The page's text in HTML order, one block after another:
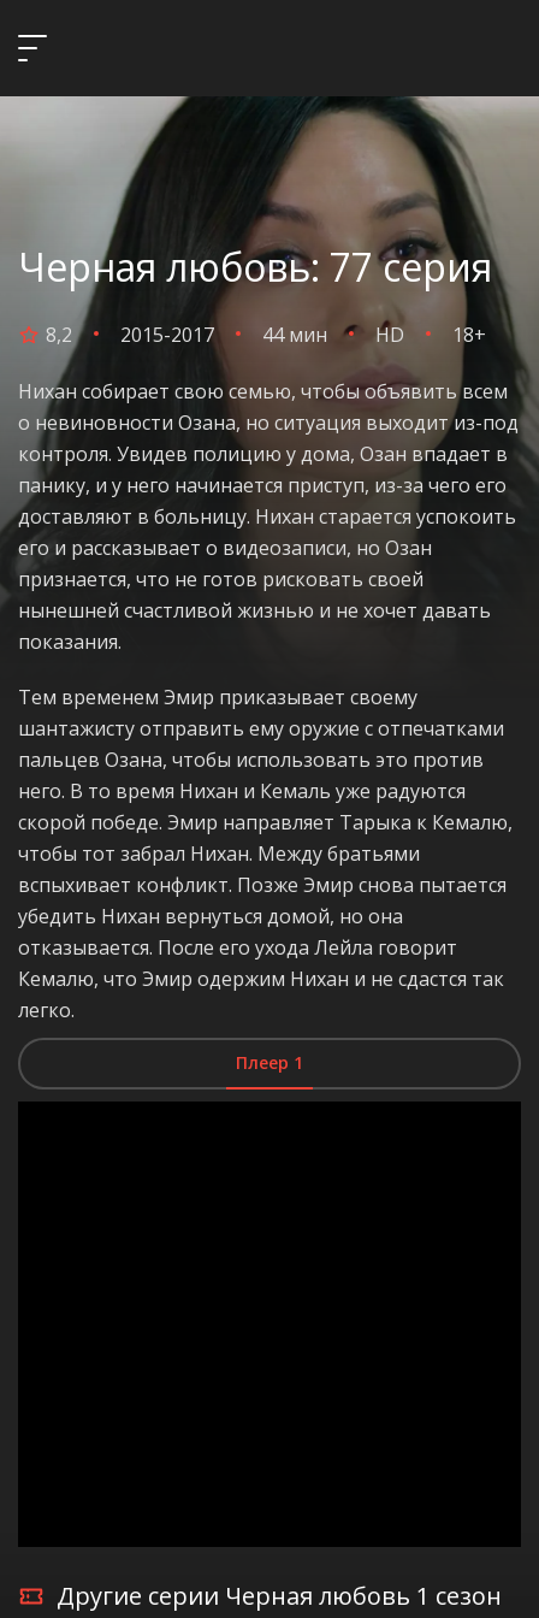
Черная любовь: 77 серия
8,2 2015-2017 44 мин HD 18+
Нихан собирает свою семью, чтобы объявить всем
о невиновности Озана, но ситуация выходит из-под
контроля. Увидев полицию у дома, Озан впадает в
панику, и у него начинается приступ, из-за чего его
доставляют в больницу. Нихан старается успокоить
его и рассказывает о видеозаписи, но Озан
признается, что не готов рисковать своей
нынешней счастливой жизнью и не хочет давать
показания.
Тем временем Эмир приказывает своему
шантажисту отправить ему оружие с отпечатками
пальцев Озана, чтобы использовать это против
него. В то время Нихан и Кемаль уже радуются
скорой победе. Эмир направляет Тарыка к Кемалю,
чтобы тот забрал Нихан. Между братьями
вспыхивает конфликт. Позже Эмир снова пытается
убедить Нихан вернуться домой, но она
отказывается. После его ухода Лейла говорит
Кемалю, что Эмир одержим Нихан и не сдастся так
легко.
Плеер 1
Другие серии Черная любовь 1 сезон